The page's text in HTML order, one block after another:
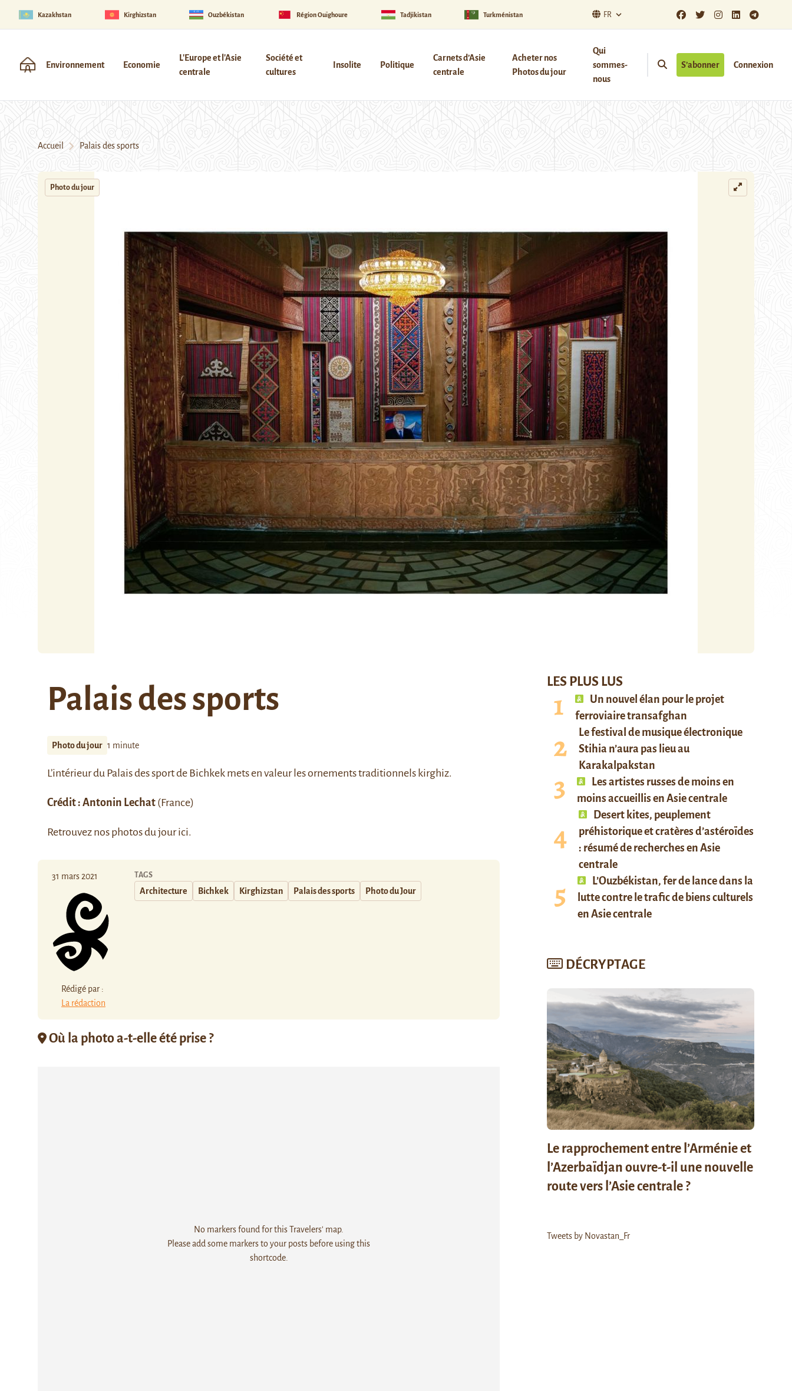
Kazakhstan Kirghizstan Ouzbékistan Région Ouïghoure Tadjikistan Turkménistan FR
Environnement Economie
L'Europe et l'Asie
centrale
Société et
cultures
Insolite Politique
Carnets d’Asie
centrale
Acheter nos
Photos du jour
Qui
sommes-
nous
S’abonner Connexion
Accueil Palais des sports
Photo du jour
Palais des sports
Photo du jour 1 minute
L’intérieur du Palais des sport de Bichkek mets en valeur les ornements traditionnels kirghiz.
Crédit : Antonin Lechat (France)
Retrouvez nos photos du jourici.
31 mars 2021
Rédigé par :
La rédaction
TAGS
Architecture Bichkek Kirghizstan Palais des sports Photo du Jour
Où la photo a-t-elle été prise ?
No markers found for this Travelers' map.
Please add some markers to your posts before using this
shortcode.
LES PLUS LUS
Un nouvel élan pour le projet
ferroviaire transafghan
Le festival de musique électronique
Stihia n’aura pas lieu au
Karakalpakstan
Les artistes russes de moins en
moins accueillis en Asie centrale
Desert kites, peuplement
préhistorique et cratères d’astéroïdes
: résumé de recherches en Asie
centrale
L’Ouzbékistan, fer de lance dans la
lutte contre le trafic de biens culturels
en Asie centrale
DÉCRYPTAGE
Le rapprochement entre l’Arménie et
l’Azerbaïdjan ouvre-t-il une nouvelle
route vers l’Asie centrale ?
Tweets by Novastan_Fr